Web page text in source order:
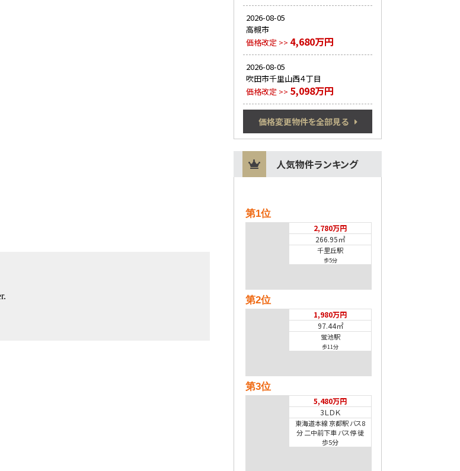
2026-08-05
高槻市
価格改定 >> 4,680万円
2026-08-05
吹田市千里山西４丁目
価格改定 >> 5,098万円
価格変更物件を全部見る
人気物件ランキング
第1位
2,780万円
266.95㎡
千里丘駅
歩5分
第2位
1,980万円
97.44㎡
蛍池駅
歩11分
第3位
5,480万円
3ＬＤＫ
東海道本線 京都駅 バス8
分 二中前下車 バス停 徒
歩5分